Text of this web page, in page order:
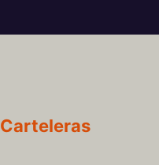
Carteleras